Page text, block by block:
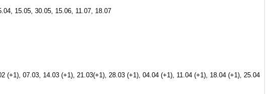
15.05, 30.05, 15.06, 11.07, 18.07
07.03, 14.03 (+1), 21.03(+1), 28.03 (+1), 04.04 (+1), 11.04 (+1), 18.04 (+1), 25.04